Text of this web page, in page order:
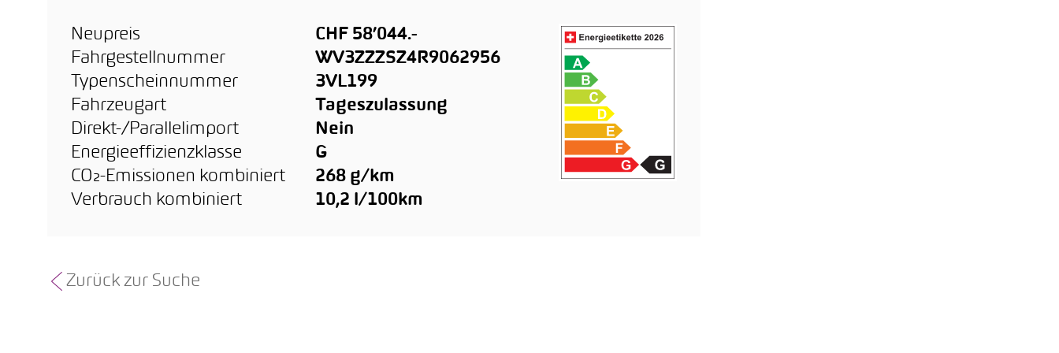
Neupreis
CHF 58’044.-
Fahrgestellnummer
WV3ZZZSZ4R9062956
Typenscheinnummer
3VL199
Fahrzeugart
Tageszulassung
Direkt-/Parallelimport
Nein
Energieeffizienzklasse
G
CO₂-Emissionen kombiniert
268 g/km
Verbrauch kombiniert
10,2 l/100km
Zurück zur Suche